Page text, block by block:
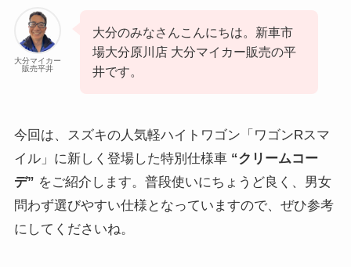
大分マイカー
販売平井
大分のみなさんこんにちは。新車市
場大分原川店 大分マイカー販売の平
井です。
今回は、スズキの人気軽ハイトワゴン「ワゴンRスマ
イル」に新しく登場した特別仕様車 “クリームコー
デ” をご紹介します。普段使いにちょうど良く、男女
問わず選びやすい仕様となっていますので、ぜひ参考
にしてくださいね。